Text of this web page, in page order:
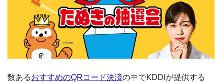
数あるおすすめのQRコード決済の中でKDDIが提供する